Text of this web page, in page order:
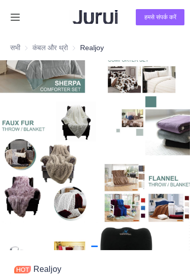
हमसे संपर्क करें
सभी कंबल और थ्रो कंबल और थ्रो
Realjoy
Realjoy
उत्पाद
हमारे बारे में
समाचार
हमसे संपर्क करें